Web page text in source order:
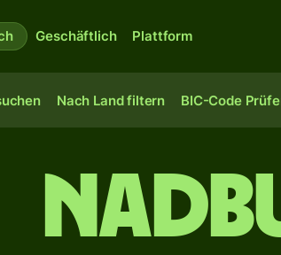
Geschäftlich Plattform
Nach Land filtern BIC-Code